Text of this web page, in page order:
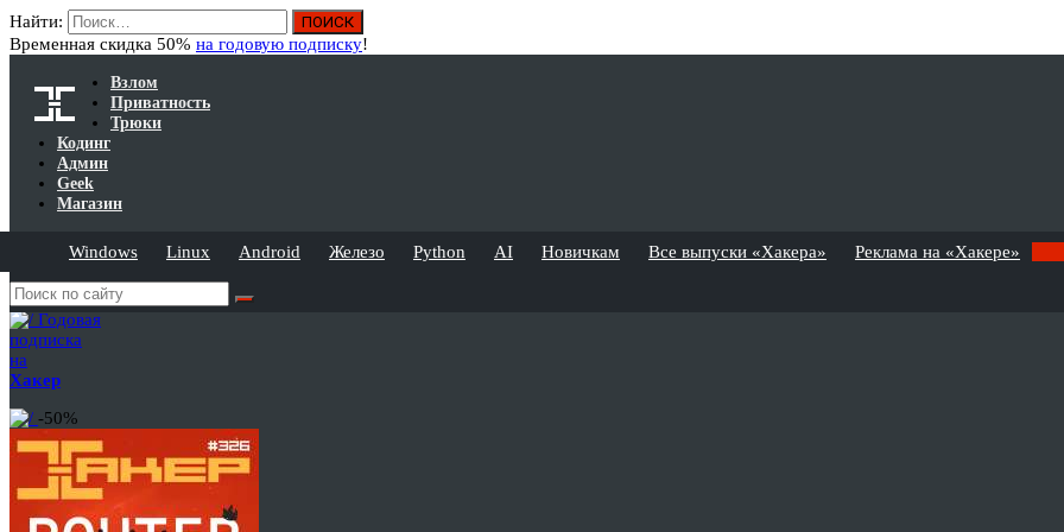
Найти:
Временная скидка 50% на годовую подписку!
Взлом
Приватность
Трюки
Кодинг
Админ
Geek
Магазин
Windows Linux Android Железо Python AI Новичкам Все выпуски «Хакера» Реклама на «Хакере»
Годовая
подписка
на
Хакер
-50%